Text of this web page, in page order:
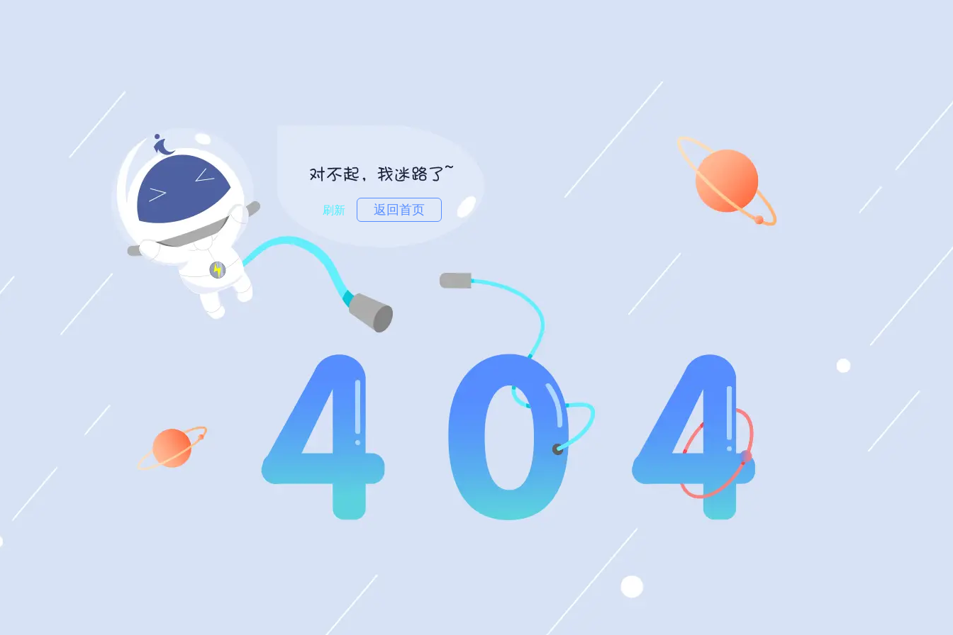
刷新 返回首页